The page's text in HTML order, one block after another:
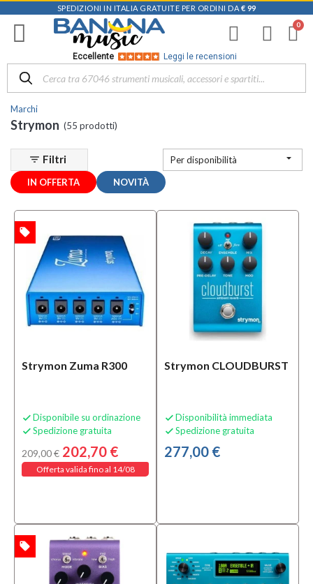
SPEDIZIONI IN ITALIA GRATUITE PER ORDINI DA € 99
Eccellente Leggi le recensioni
Marchi
Strymon (55 prodotti)
Filtra
i
risultati
Disponibile
in
Negozio
Music |
Vicenza
(8)
| Altavilla
Vicentina
(7)
Mezzanota
| Bassano
del Grappa
(1)
Alimentatori
(1)
Box
Sottocategoria
Accessori
e Ricambi
IN OFFERTA NOVITÀ
filter_list Filtri Per disponibilità 
Strymon Zuma R300
 Disponibile su ordinazione
 Spedizione gratuita
209,00 € 202,70 €
Offerta valida fino al 14/08
local_offer
Strymon CLOUDBURST
 Disponibilità immediata
 Spedizione gratuita
277,00 €
local_offer